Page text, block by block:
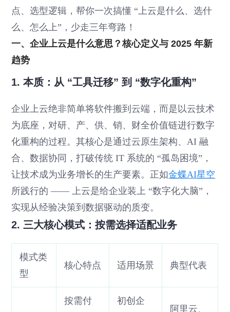
点、选型逻辑，帮你一次搞懂 “上云是什么、选什
么、怎么上”，少走三年弯路！
一、企业上云是什么意思？核心定义与 2025 年新
趋势
1. 本质：从 “工具迁移” 到 “数字化重构”
企业上云绝非简单将软件搬到云端，而是以云技术
为底座，对研、产、供、销、财全价值链进行数字
化重构的过程。其核心是通过云原生架构、AI 融
合、数据协同，打破传统 IT 系统的 “孤岛困境”，
让技术成为业务增长的生产要素。正如金蝶AI星空
所践行的 —— 上云是给企业装上 “数字化大脑”，
实现从经验决策到数据驱动的质变。
2. 三大核心模式：按需选择适配业务
模式类
型
核心特点 适用场景 典型代表
按需付
初创企
阿里云、